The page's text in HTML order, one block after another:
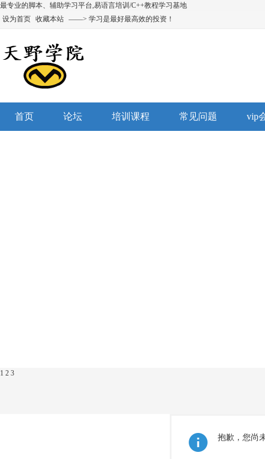
最专业的脚本、辅助学习平台,易语言培训/C++教程学习基地
设为首页 收藏本站 ——> 学习是最好最高效的投资！
首页 论坛 培训课程 常见问题 vip
1 2 3
抱歉，您尚